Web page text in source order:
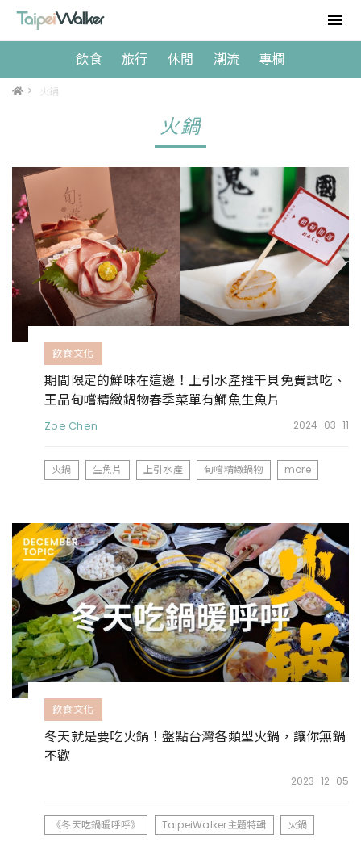
飲食 旅行 休閒 潮流 專欄
> 火鍋
火鍋
飲食文化
期間限定的鮮味在這邊！上引水產推干貝免費試吃、
王品旬嚐精緻鍋物春季菜單有鰤魚生魚片
Zoe Chen 2024-03-11
火鍋 生魚片 上引水產 旬嚐精緻鍋物 more
飲食文化
冬天就是要吃火鍋！盤點台灣各類型火鍋，讓你無鍋
不歡
2023-12-05
《冬天吃鍋暖呼呼》 TaipeiWalker主題特輯 火鍋